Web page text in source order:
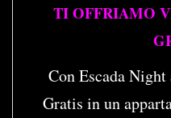
TI OFFRIAMO
Con Escada
Gratis in un